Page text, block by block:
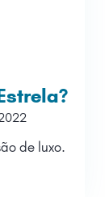
de luxo.